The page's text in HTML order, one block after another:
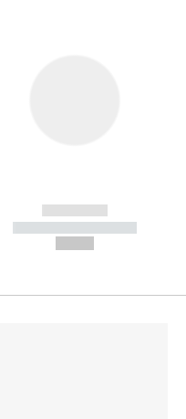
------------
----------- -----------